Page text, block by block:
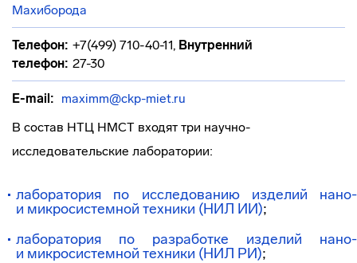
Махиборода
Телефон: +7(499) 710-40-11, Внутренний
телефон: 27-30
E-mail: maximm@ckp-miet.ru
В состав НТЦ НМСТ входят три научно-
исследовательские лаборатории:
лаборатория по исследованию изделий нано-
и микросистемной техники (НИЛ ИИ);
лаборатория по разработке изделий нано-
и микросистемной техники (НИЛ РИ);